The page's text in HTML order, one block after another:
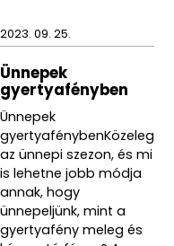
2023. 09. 25.
Ünnepek
gyertyafényben
Ünnepek
gyertyafénybenKözeleg
az ünnepi szezon, és mi
is lehetne jobb módja
annak, hogy
ünnepeljünk, mint a
gyertyafény meleg és